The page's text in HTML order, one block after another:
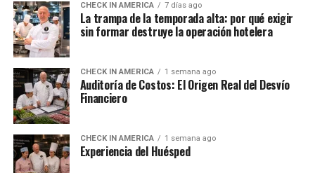
CHECK IN AMERICA 7 días ago
La trampa de la temporada alta: por qué exigir
sin formar destruye la operación hotelera
CHECK IN AMERICA 1 semana ago
Auditoría de Costos: El Origen Real del Desvío
Financiero
CHECK IN AMERICA 1 semana ago
Experiencia del Huésped